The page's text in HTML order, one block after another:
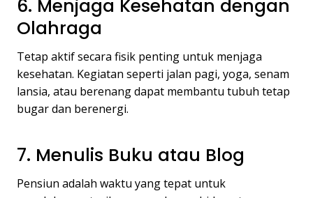
6. Menjaga Kesehatan dengan
Olahraga
Tetap aktif secara fisik penting untuk menjaga
kesehatan. Kegiatan seperti jalan pagi, yoga, senam
lansia, atau berenang dapat membantu tubuh tetap
bugar dan berenergi.
7. Menulis Buku atau Blog
Pensiun adalah waktu yang tepat untuk